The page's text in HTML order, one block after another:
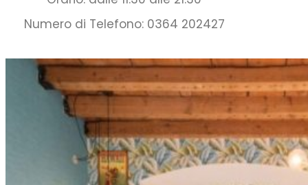
Numero di Telefono: 0364 202427